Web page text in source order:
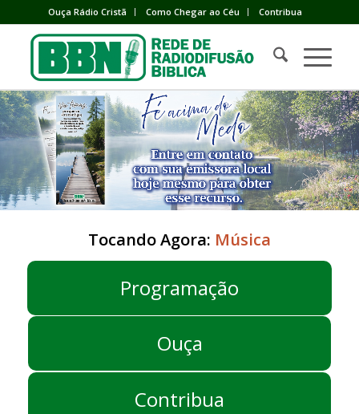
Ouça Rádio Cristã Como Chegar ao Céu Contribua
Tocando Agora: Música
Programação
Ouça
Contribua